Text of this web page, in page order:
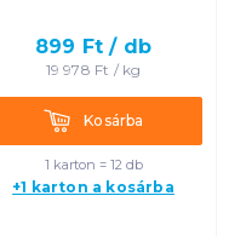
899 Ft / db
19 978 Ft / kg
KosárbaKosárba
1 karton = 12 db
+1 karton a kosárba